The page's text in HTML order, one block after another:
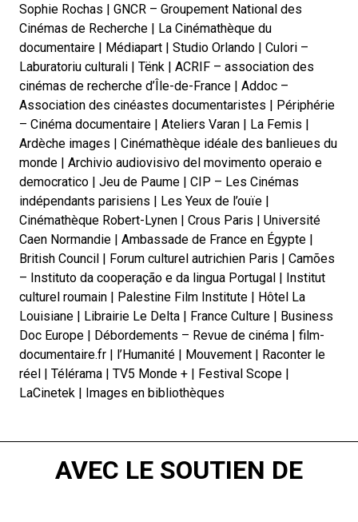
Sophie Rochas | GNCR – Groupement National des
Cinémas de Recherche | La Cinémathèque du
documentaire | Médiapart | Studio Orlando | Culori –
Laburatoriu culturali | Tënk | ACRIF – association des
cinémas de recherche d’Île-de-France | Addoc –
Association des cinéastes documentaristes | Périphérie
– Cinéma documentaire | Ateliers Varan | La Femis |
Ardèche images | Cinémathèque idéale des banlieues du
monde | Archivio audiovisivo del movimento operaio e
democratico | Jeu de Paume | CIP – Les Cinémas
indépendants parisiens | Les Yeux de l’ouïe |
Cinémathèque Robert-Lynen | Crous Paris | Université
Caen Normandie | Ambassade de France en Égypte |
British Council | Forum culturel autrichien Paris | Camões
– Instituto da cooperação e da lingua Portugal | Institut
culturel roumain | Palestine Film Institute | Hôtel La
Louisiane | Librairie Le Delta | France Culture | Business
Doc Europe | Débordements – Revue de cinéma | film-
documentaire.fr | l’Humanité | Mouvement | Raconter le
réel | Télérama | TV5 Monde + | Festival Scope |
LaCinetek | Images en bibliothèques
AVEC LE SOUTIEN DE